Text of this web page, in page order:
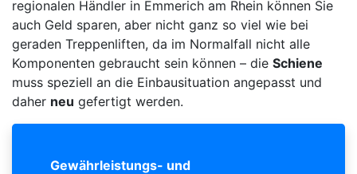
regionalen Händler in Emmerich am Rhein können Sie
auch Geld sparen, aber nicht ganz so viel wie bei
geraden Treppenliften, da im Normalfall nicht alle
Komponenten gebraucht sein können – die Schiene
muss speziell an die Einbausituation angepasst und
daher neu gefertigt werden.
Gewährleistungs- und